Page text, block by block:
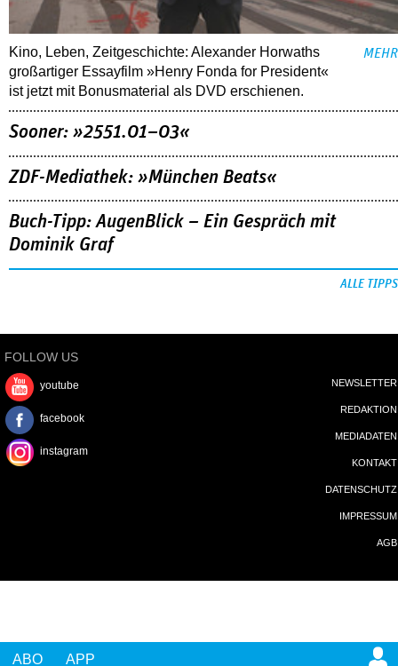
ABO APP
Kino, Leben, Zeitgeschichte: Alexander Horwaths
großartiger Essayfilm »Henry Fonda for President«
ist jetzt mit Bonusmaterial als DVD erschienen.
MEHR
Sooner: »2551.01–03«
ZDF-Mediathek: »München Beats«
Buch-Tipp: AugenBlick – Ein Gespräch mit
Dominik Graf
ALLE TIPPS
FOLLOW US
youtube
facebook
instagram
NEWSLETTER
REDAKTION
MEDIADATEN
KONTAKT
DATENSCHUTZ
IMPRESSUM
AGB